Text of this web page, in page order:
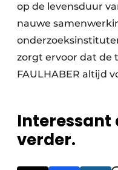
op de levensduur
nauwe
zorgt ervoor dat de
FAULHABER altijd
Interessant
verder.